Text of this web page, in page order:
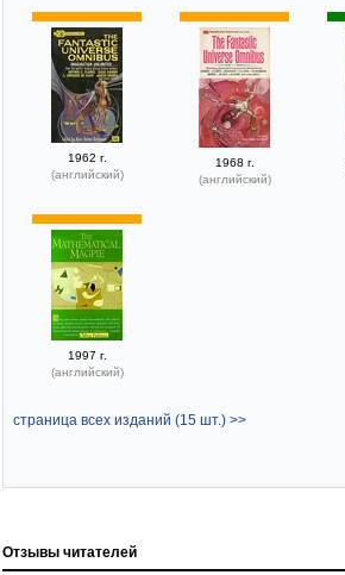
1962 г.
(английский)
1968 г.
(английский)
1997 г.
(английский)
страница всех изданий (15 шт.) >>
Отзывы читателей